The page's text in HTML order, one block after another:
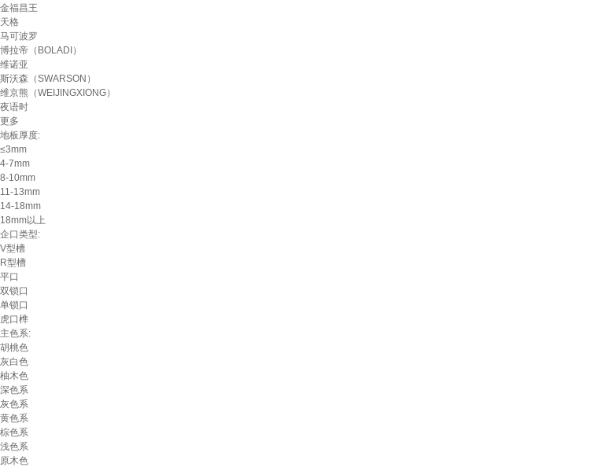
金福昌王
天格
马可波罗
博拉帝（BOLADI）
维诺亚
斯沃森（SWARSON）
维京熊（WEIJINGXIONG）
夜语时
更多
地板厚度:
≤3mm
4-7mm
8-10mm
11-13mm
14-18mm
18mm以上
企口类型:
V型槽
R型槽
平口
双锁口
单锁口
虎口榫
主色系:
胡桃色
灰白色
柚木色
深色系
灰色系
黄色系
棕色系
浅色系
原木色